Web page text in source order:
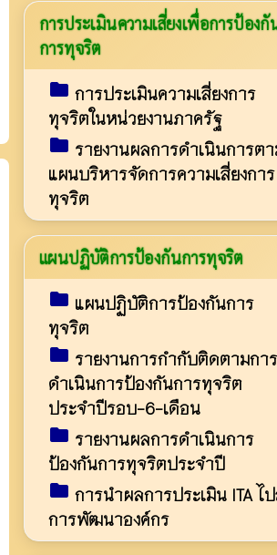
การประเมินความเสี่ยงเพื่อการป้องกั
การทุจริต
folder การประเมินความเสี่ยงการ
ทุจริตในหน่วยงานภาครัฐ
folder รายงานผลการดำเนินการต
แผนบริหารจัดการความเสี่ยงการ
ทุจริต
แผนปฏิบัติการป้องกันการทุจริต
folder แผนปฏิบัติการป้องกันการ
ทุจริต
folder รายงานการกำกับติดตามการ
ดำเนินการป้องกันการทุจริต
ประจำปีรอบ-6-เดือน
folder รายงานผลการดำเนินการ
ป้องกันการทุจริตประจำปี
folder การนำผลการประเมิน ITA ไ
การพัฒนาองค์กร